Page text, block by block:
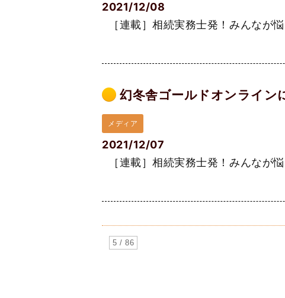
2021/12/08
［連載］相続実務士発！みんなが
幻冬舎ゴールドオンライン
メディア
2021/12/07
［連載］相続実務士発！みんなが
5 / 86